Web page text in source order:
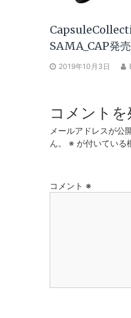
SAMA_CAP発
2019年10月3日
コメントを
メールアドレスが公
ん。
※ が付いている
コメント ※